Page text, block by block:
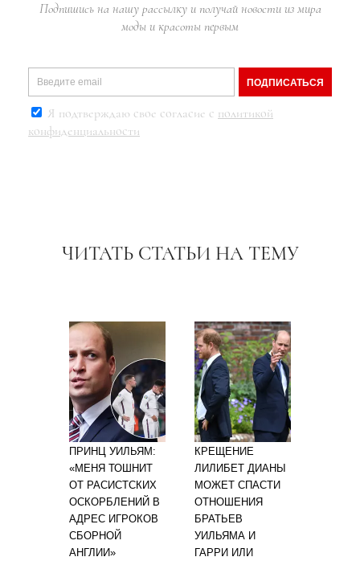
Подпишись на нашу рассылку и получай новости из мира
моды и красоты первым
ПОДПИСАТЬСЯ
Я подтверждаю свое согласие с политикой
конфиденциальности
ЧИТАТЬ СТАТЬИ НА ТЕМУ
ПРИНЦ УИЛЬЯМ:
«МЕНЯ ТОШНИТ
ОТ РАСИСТСКИХ
ОСКОРБЛЕНИЙ В
АДРЕС ИГРОКОВ
СБОРНОЙ
АНГЛИИ»
КРЕЩЕНИЕ
ЛИЛИБЕТ ДИАНЫ
МОЖЕТ СПАСТИ
ОТНОШЕНИЯ
БРАТЬЕВ
УИЛЬЯМА И
ГАРРИ ИЛИ